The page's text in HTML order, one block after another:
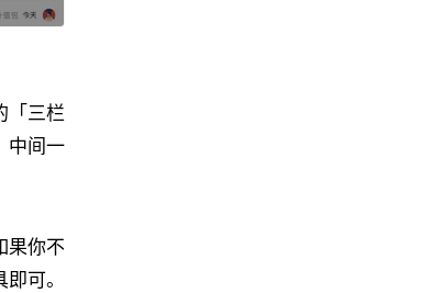
「三栏
中间一
果你不
可。